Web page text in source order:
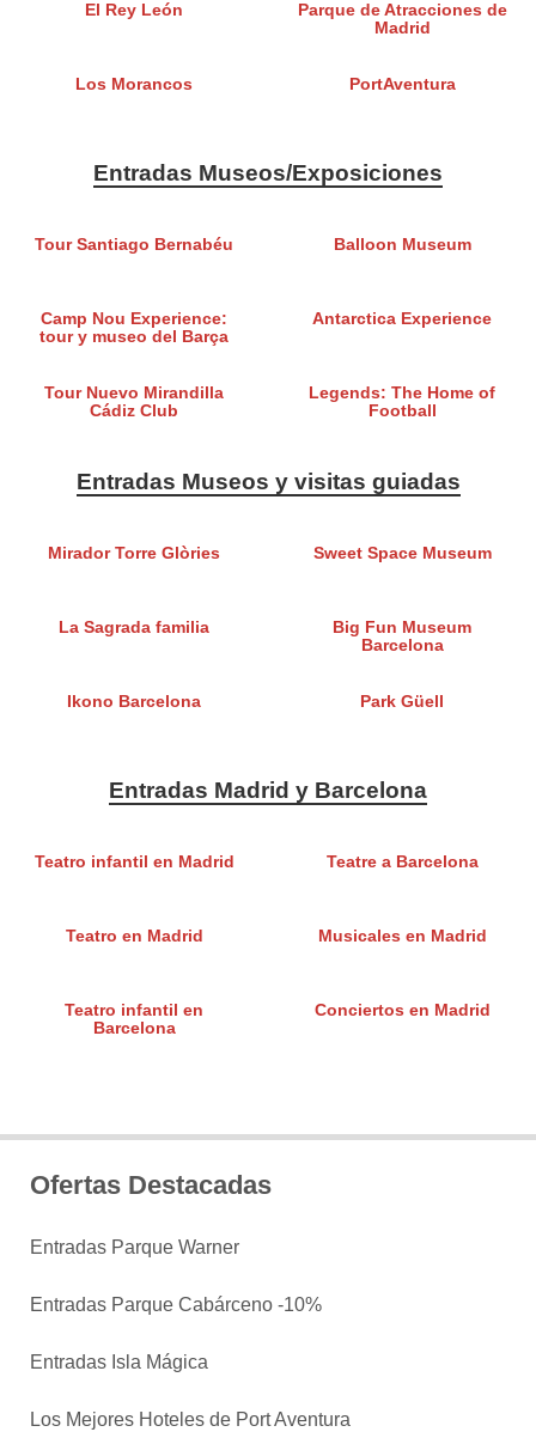
El Rey León
Parque de Atracciones de
Madrid
Los Morancos PortAventura
Entradas Museos/Exposiciones
Tour Santiago Bernabéu Balloon Museum
Camp Nou Experience:
tour y museo del Barça
Antarctica Experience
Tour Nuevo Mirandilla
Cádiz Club
Legends: The Home of
Football
Entradas Museos y visitas guiadas
Mirador Torre Glòries Sweet Space Museum
La Sagrada familia
Big Fun Museum
Barcelona
Ikono Barcelona Park Güell
Entradas Madrid y Barcelona
Teatro infantil en Madrid Teatre a Barcelona
Teatro en Madrid Musicales en Madrid
Teatro infantil en
Barcelona
Conciertos en Madrid
Ofertas Destacadas
Entradas Parque Warner
Entradas Parque Cabárceno -10%
Entradas Isla Mágica
Los Mejores Hoteles de Port Aventura